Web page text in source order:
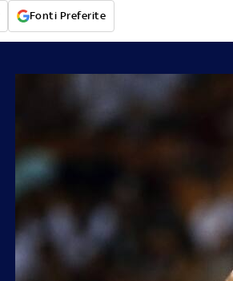
Fonti Preferite